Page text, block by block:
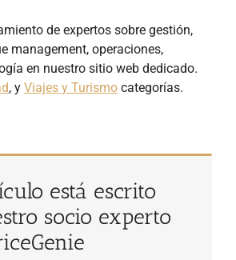
de expertos sobre gestión,
management, operaciones,
en nuestro sitio web dedicado.
, y Viajes y Turismo categorías.
está escrito
socio experto